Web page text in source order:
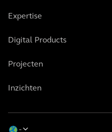
Expertise
Digital Products
Projecten
Inzichten